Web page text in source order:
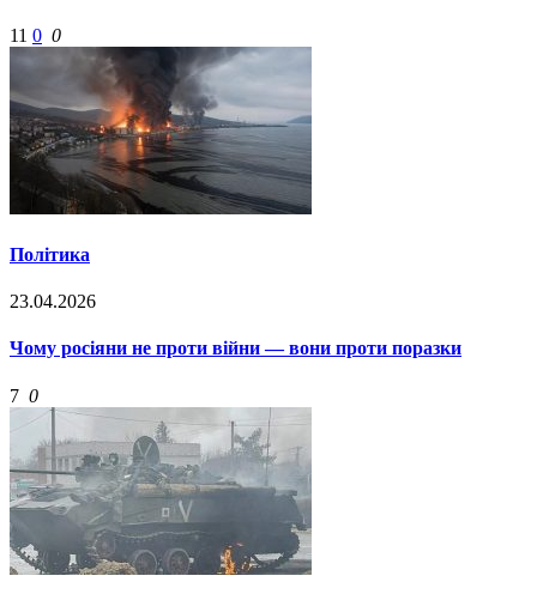
11 0 0
Політика
23.04.2026
Чому росіяни не проти війни — вони проти поразки
7 0